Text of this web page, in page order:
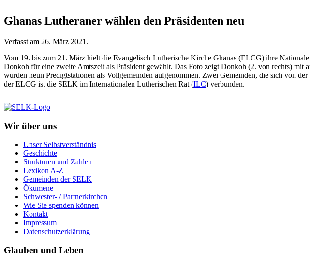
Ghanas Lutheraner wählen den Präsidenten neu
Verfasst am 26. März 2021 .
Vom 19. bis zum 21. März hielt die Evangelisch-Lutherische Kirche Ghanas (ELCG) ihre
Donkoh für eine zweite Amtszeit als Präsident gewählt. Das Foto zeigt Donkoh (2. von rechts) mit
wurden neun Predigtstationen als Vollgemeinden aufgenommen. Zwei Gemeinden, die sich von
der ELCG ist die SELK im Internationalen Lutherischen Rat (ILC) verbunden.
Wir über uns
Unser Selbstverständnis
Geschichte
Strukturen und Zahlen
Lexikon A-Z
Gemeinden der SELK
Ökumene
Schwester- / Partnerkirchen
Wie Sie spenden können
Kontakt
Impressum
Datenschutzerklärung
Glauben und Leben